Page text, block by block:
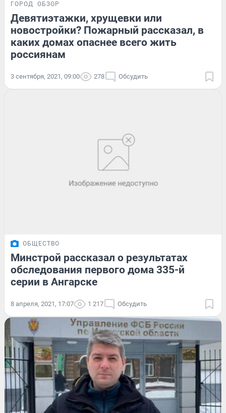
ГОРОД ОБЗОР
Девятиэтажки, хрущевки или
новостройки? Пожарный рассказал, в
каких домах опаснее всего жить
россиянам
3 сентября, 2021, 09:00 278 Обсудить
ОБЩЕСТВО
Минстрой рассказал о результатах
обследования первого дома 335-й
серии в Ангарске
8 апреля, 2021, 17:07 1 217 Обсудить